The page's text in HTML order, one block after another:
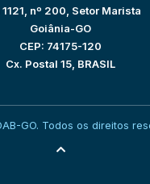
1121, nº 200, Setor Marista
Goiânia-GO
CEP: 74175-120
Cx. Postal 15, BRASIL
GO. Todos os direitos